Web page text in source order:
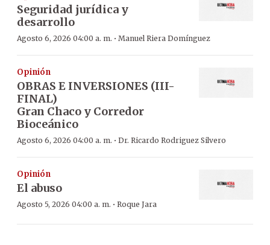
Seguridad jurídica y
desarrollo
Agosto 6, 2026 04:00 a. m. · Manuel Riera Domínguez
Opinión
OBRAS E INVERSIONES (III-
FINAL)
Gran Chaco y Corredor
Bioceánico
Agosto 6, 2026 04:00 a. m. · Dr. Ricardo Rodriguez Silvero
Opinión
El abuso
Agosto 5, 2026 04:00 a. m. · Roque Jara